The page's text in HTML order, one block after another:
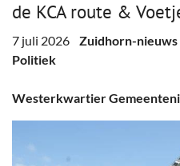
Welzijn & Maatschappij
Bedrijven
de KCA route &
7 juli 2026 Zuidhorn-nieuws
Politiek
Westerkwartier